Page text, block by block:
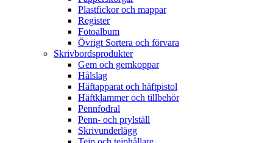
Plastfickor och mappar
Register
Fotoalbum
Övrigt Sortera och förvara
Skrivbordsprodukter
Gem och gemkoppar
Hålslag
Häftapparat och häftpistol
Häftklammer och tillbehör
Pennfodral
Penn- och prylställ
Skrivunderlägg